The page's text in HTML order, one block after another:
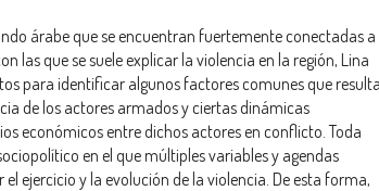
árabe que se encuentran fuertemente conectadas a
las que se suele explicar la violencia en la región, Lina
para identificar algunos factores comunes que
de los actores armados y ciertas dinámicas
económicos entre dichos actores en conflicto. Toda
en el que múltiples variables y agendas
ejercicio y la evolución de la violencia. De esta forma,